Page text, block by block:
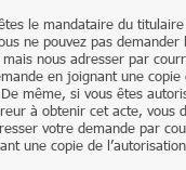
le mandataire du
ne pouvez pas demander
nous adresser par
en joignant une copie
même, si vous êtes
à obtenir cet acte, vous
votre demande par
une copie de